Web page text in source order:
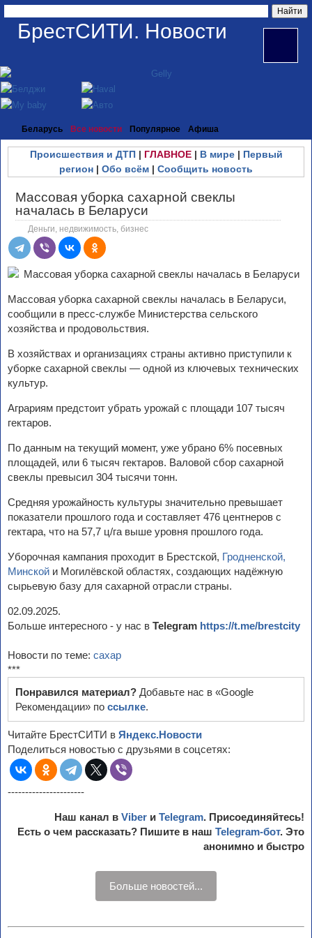
БрестСИТИ. Новости
Беларусь Все новости Популярное Афиша
Происшествия и ДТП| ГЛАВНОЕ| В мире| Первый
регион | Обо всём | Сообщить новость
Массовая уборка сахарной свеклы
началась в Беларуси
Деньги, недвижимость, бизнес
Массовая уборка сахарной свеклы началась в Беларуси,
сообщили в пресс-службе Министерства сельского
хозяйства и продовольствия.
В хозяйствах и организациях страны активно приступили к
уборке сахарной свеклы — одной из ключевых технических
культур.
Аграриям предстоит убрать урожай с площади 107 тысяч
гектаров.
По данным на текущий момент, уже убрано 6% посевных
площадей, или 6 тысяч гектаров. Валовой сбор сахарной
свеклы превысил 304 тысячи тонн.
Средняя урожайность культуры значительно превышает
показатели прошлого года и составляет 476 центнеров с
гектара, что на 57,7 ц/га выше уровня прошлого года.
Уборочная кампания проходит в Брестской, Гродненской,
Минской и Могилёвской областях, создающих надёжную
сырьевую базу для сахарной отрасли страны.
02.09.2025.
Больше интересного - у нас в Telegram https://t.me/brestcity
Новости по теме: сахар
***
Понравился материал? Добавьте нас в «Google
Рекомендации» по ссылке.
Читайте БрестСИТИ в Яндекс.Новости
Поделиться новостью с друзьями в соцсетях:
----------------------
Наш канал в Viber и Telegram. Присоединяйтесь!
Есть о чем рассказать? Пишите в наш Telegram-бот. Это
анонимно и быстро
Больше новостей...